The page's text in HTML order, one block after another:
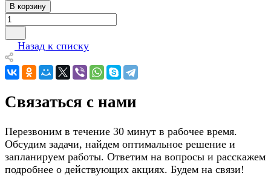
В корзину
Назад к списку
Связаться с нами
Перезвоним в течение 30 минут в рабочее время.
Обсудим задачи, найдем оптимальное решение и
запланируем работы. Ответим на вопросы и расскажем
подробнее о действующих акциях. Будем на связи!